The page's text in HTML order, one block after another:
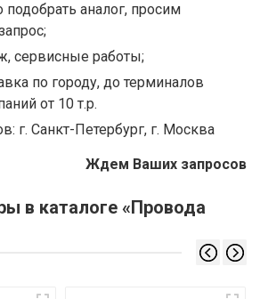
подобрать аналог, просим
сервисные работы;
по городу, до терминалов
от 10 т.р.
г. Санкт-Петербург, г. Москва
Ждем Ваших запросов
в каталоге «Провода